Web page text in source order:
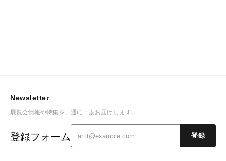
Newsletter
展覧会情報や特集を、週に一度お届けします。
登録フォーム 登録